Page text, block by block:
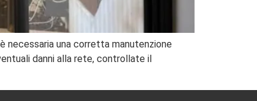
necessaria una corretta manutenzione
danni alla rete, controllate il